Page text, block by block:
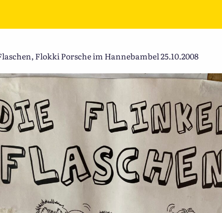
Flokki Porsche im Hannebambel 25.10.2008